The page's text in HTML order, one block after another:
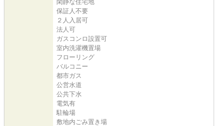
閑静な住宅地
保証人不要
２人入居可
法人可
ガスコンロ設置可
室内洗濯機置場
フローリング
バルコニー
都市ガス
公営水道
公共下水
電気有
駐輪場
敷地内ごみ置き場